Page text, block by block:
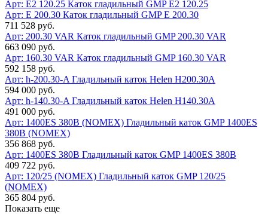
Арт: E2 120.25 Каток гладильный GMP E2 120.25
Арт: E 200.30 Каток гладильный GMP E 200.30
711 528 руб.
Арт: 200.30 VAR Каток гладильный GMP 200.30 VAR
663 090 руб.
Арт: 160.30 VAR Каток гладильный GMP 160.30 VAR
592 158 руб.
Арт: h-200.30-A Гладильный каток Helen Н200.30А
594 000 руб.
Арт: h-140.30-A Гладильный каток Helen Н140.30А
491 000 руб.
Арт: 1400ES 380В (NOMEX) Гладильный каток GMP 1400ES
380В (NOMEX)
356 868 руб.
Арт: 1400ES 380В Гладильный каток GMP 1400ES 380В
409 722 руб.
Арт: 120/25 (NOMEX) Гладильный каток GMP 120/25
(NOMEX)
365 804 руб.
Показать еще